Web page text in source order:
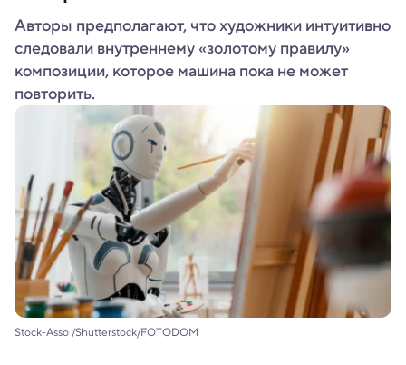
Авторы предполагают, что художники интуитивно
следовали внутреннему «золотому правилу»
композиции, которое машина пока не может
повторить.
Stock-Asso /Shutterstock/FOTODOM